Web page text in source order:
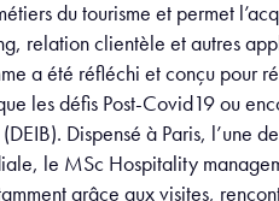
du tourisme et permet
relation clientèle et autres
a été réfléchi et conçu pour
les défis Post-Covid19 ou
Dispensé à Paris, l’une
le MSc Hospitality
grâce aux visites,